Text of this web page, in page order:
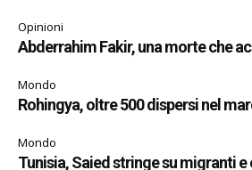
Opinioni
Abderrahim Fakir, una morte che
Mondo
Rohingya, oltre 500 dispersi nel
Mondo
Tunisia, Saied stringe su migranti